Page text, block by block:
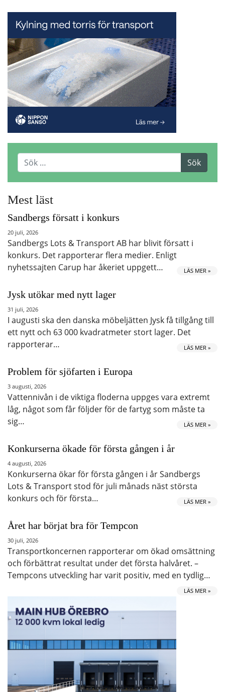
Mest läst
Sandbergs försatt i konkurs
20 juli, 2026
Sandbergs Lots & Transport AB har blivit försatt i
konkurs. Det rapporterar flera medier. Enligt
nyhetssajten Carup har åkeriet uppgett…
LÄS MER »
Jysk utökar med nytt lager
31 juli, 2026
I augusti ska den danska möbeljätten Jysk få tillgång till
ett nytt och 63 000 kvadratmeter stort lager. Det
rapporterar…
LÄS MER »
Problem för sjöfarten i Europa
3 augusti, 2026
Vattennivån i de viktiga floderna uppges vara extremt
låg, något som får följder för de fartyg som måste ta
sig…
LÄS MER »
Konkurserna ökade för första gången i år
4 augusti, 2026
Konkurserna ökar för första gången i år Sandbergs
Lots & Transport stod för juli månads näst största
konkurs och för första…
LÄS MER »
Året har börjat bra för Tempcon
30 juli, 2026
Transportkoncernen rapporterar om ökad omsättning
och förbättrat resultat under det första halvåret. –
Tempcons utveckling har varit positiv, med en tydlig…
LÄS MER »